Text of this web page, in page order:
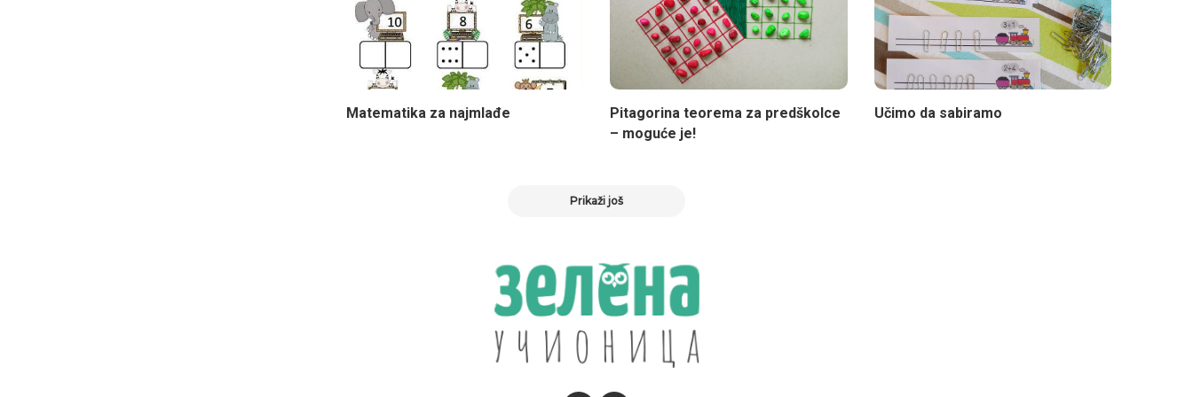
Matematika za najmlađe
Pitagorina teorema za predškolce
– moguće je!
Učimo da sabiramo
Prikaži još